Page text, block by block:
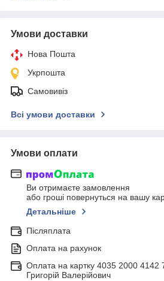
Умови доставки
Нова Пошта
Укрпошта
Самовивіз
Всі умови доставки
Умови оплати
Ви отримаєте замовлення
або гроші повернуться на вашу
Детальніше
Післяплата
Оплата на рахунок
Оплата на картку 4035 2000
Григорій Валерійович